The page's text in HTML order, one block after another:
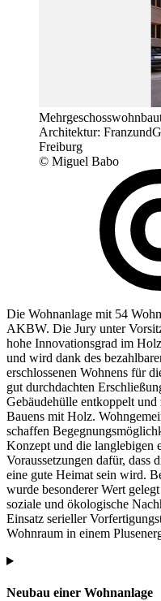
Architektur:
Freiburg
© Miguel Babo
Die Wohnanlage mit 54
AKBW. Die Jury unter
hohe Innovationsgrad im
und wird dank des
erschlossenen Wohnens für
gut durchdachten
Gebäudehülle entkoppelt
Bauens mit Holz.
schaffen
Konzept und die langlebigen
Voraussetzungen dafür, dass
eine gute Heimat sein wird.
wurde besonderer Wert
soziale und ökologische
Einsatz serieller
Wohnraum in einem
Neubau einer Wohnanlage